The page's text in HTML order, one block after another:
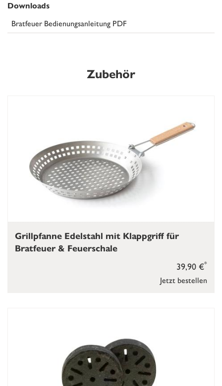
Downloads
Bratfeuer Bedienungsanleitung PDF
Zubehör
Jetzt bestellen
39,90 €*
Grillpfanne Edelstahl mit Klappgriff für
Bratfeuer & Feuerschale